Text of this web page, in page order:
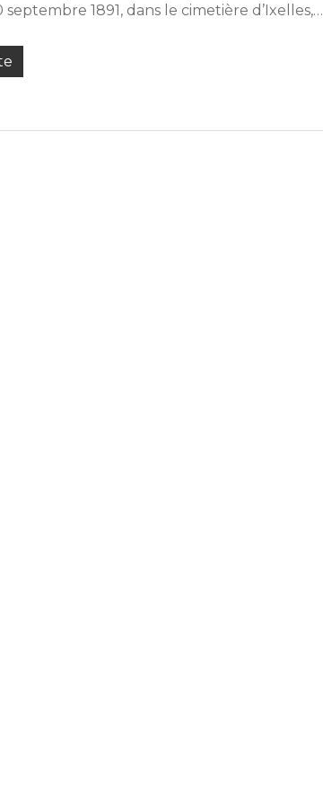
septembre 1891, dans le cimetière d’Ixelles,…